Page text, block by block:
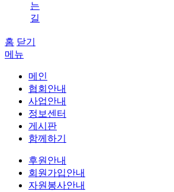
는
길
홈 닫기
메뉴
메인
협회안내
사업안내
정보센터
게시판
함께하기
후원안내
회원가입안내
자원봉사안내